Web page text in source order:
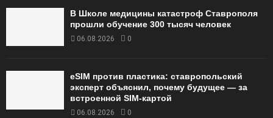
В Школе медицины катастроф Ставрополя
прошли обучение 300 тысяч человек
06.08.2026 0
eSIM против пластика: ставропольский
эксперт объяснил, почему будущее — за
встроенной SIM-картой
06.08.2026 0